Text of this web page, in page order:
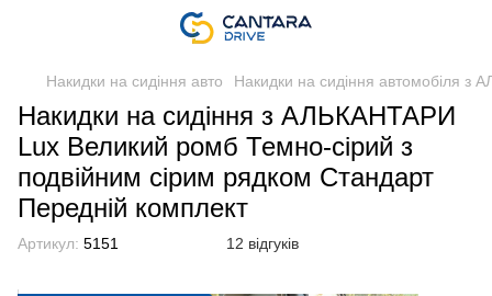
Накидки на сидіння авто Накидки на сидіння автомобіля з
Накидки на сидіння з АЛЬКАНТАРИ
Lux Великий ромб Темно-сірий з
подвійним сірим рядком Стандарт
Передній комплект
Артикул: 5151 12 відгуків